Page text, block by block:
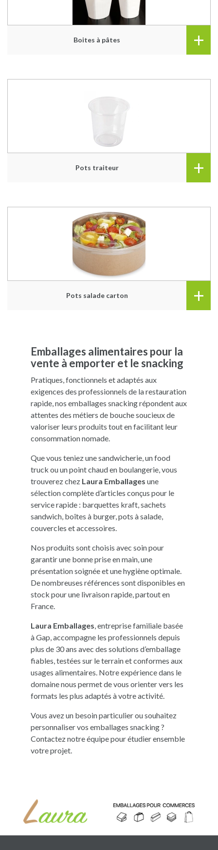
Boites à pâtes +
Pots traiteur +
Pots salade carton +
Emballages alimentaires pour la
vente à emporter et le snacking
Pratiques, fonctionnels et adaptés aux
exigences des professionnels de la restauration
rapide, nos emballages snacking répondent aux
attentes des métiers de bouche soucieux de
valoriser leurs produits tout en facilitant leur
consommation nomade.
Que vous teniez une sandwicherie, un food
truck ou un point chaud en boulangerie, vous
trouverez chez Laura Emballages une
sélection complète d’articles conçus pour le
service rapide : barquettes kraft, sachets
sandwich, boîtes à burger, pots à salade,
couvercles et accessoires.
Nos produits sont choisis avec soin pour
garantir une bonne prise en main, une
présentation soignée et une hygiène optimale.
De nombreuses références sont disponibles en
stock pour une livraison rapide, partout en
France.
Laura Emballages , entreprise familiale basée
à Gap, accompagne les professionnels depuis
plus de 30 ans avec des solutions d’emballage
fiables, testées sur le terrain et conformes aux
usages alimentaires. Notre expérience dans le
domaine nous permet de vous orienter vers les
formats les plus adaptés à votre activité.
Vous avez un besoin particulier ou souhaitez
personnaliser vos emballages snacking ?
Contactez notre équipe pour étudier ensemble
votre projet.